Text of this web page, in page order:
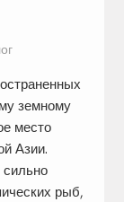
земному
место
Азии.
рыб,